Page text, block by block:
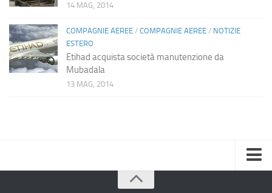
14 MAG, 2014
COMPAGNIE AEREE / COMPAGNIE AEREE / NOTIZIE
ESTERO
Etihad acquista società manutenzione da
Mubadala
13 MAG, 2014